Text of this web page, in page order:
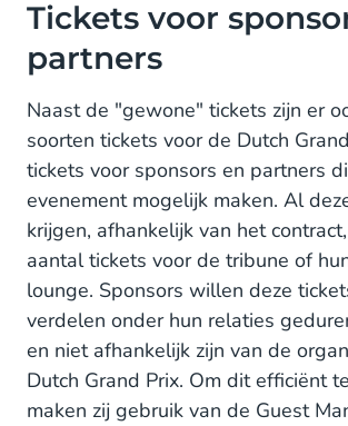
Tickets voor
partners
Naast de "gewone" tickets zijn er
soorten tickets voor de Dutch
tickets voor sponsors en partners
evenement mogelijk maken. Al
krijgen, afhankelijk van het
aantal tickets voor de tribune of
lounge. Sponsors willen deze
verdelen onder hun relaties
en niet afhankelijk zijn van de
Dutch Grand Prix. Om dit efficiënt
maken zij gebruik van de Guest